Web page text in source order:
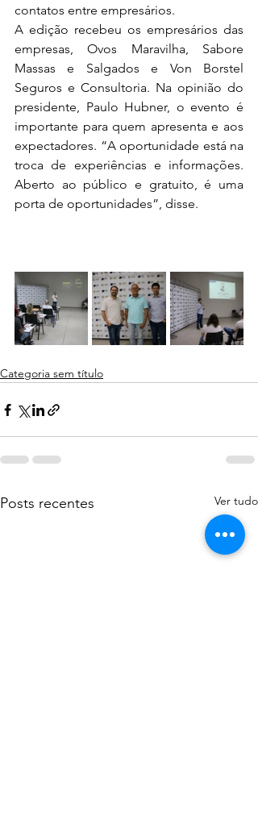
contatos entre empresários.
A edição recebeu os empresários das
empresas, Ovos Maravilha, Sabore
Massas e Salgados e Von Borstel
Seguros e Consultoria. Na opinião do
presidente, Paulo Hubner, o evento é
importante para quem apresenta e aos
expectadores. “A oportunidade está na
troca de experiências e informações.
Aberto ao público e gratuito, é uma
porta de oportunidades”, disse.
Categoria sem título
Posts recentes Ver tudo